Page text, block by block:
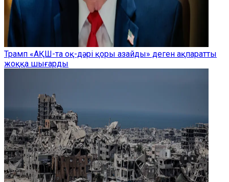
Трамп «АҚШ-та оқ-дәрі қоры азайды» деген ақпаратты
жоққа шығарды